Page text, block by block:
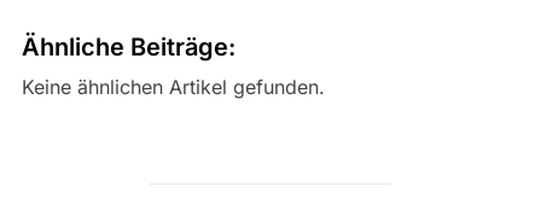
Ähnliche Beiträge:
Keine ähnlichen Artikel gefunden.